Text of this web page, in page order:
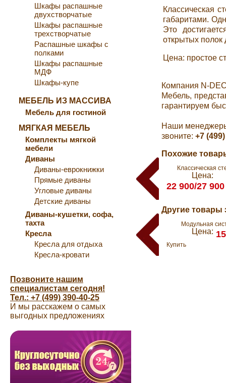
Шкафы распашные
двухстворчатые
Шкафы распашные
трехстворчатые
Распашные шкафы с
полками
Шкафы распашные
МДФ
Шкафы-купе
МЕБЕЛЬ ИЗ МАССИВА
Мебель для гостиной
МЯГКАЯ МЕБЕЛЬ
Комплекты мягкой
мебели
Диваны
Диваны-еврокнижки
Прямые диваны
Угловые диваны
Детские диваны
Диваны-кушетки, софа,
тахта
Кресла
Кресла для отдыха
Кресла-кровати
Позвоните нашим
специалистам сегодня!
Тел.: +7 (499) 390-40-25
И мы расскажем о самых
выгодных предложениях
Классическая
габаритами.
Это
открытых полок
Цена: простое
Компания N-
Мебель,
гарантируем
Наши
звоните: +7
Похожие
Классическая
Цена:
22 900/27
Другие товары
Модульная
Цена:
Купить